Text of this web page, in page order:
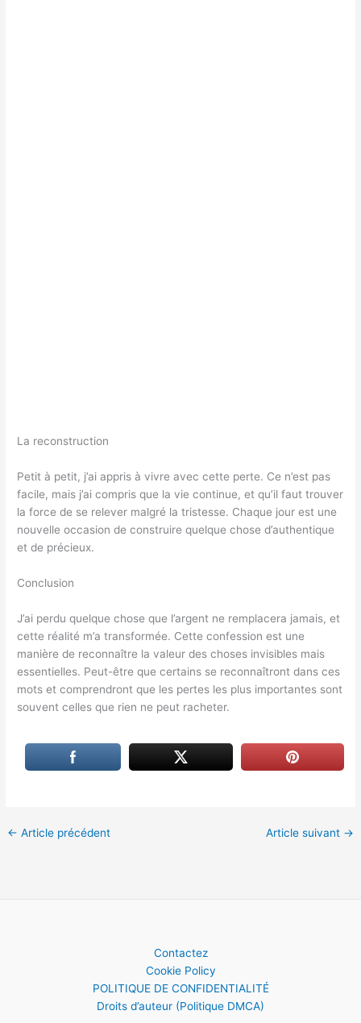
La reconstruction
Petit à petit, j’ai appris à vivre avec cette perte. Ce n’est pas
facile, mais j’ai compris que la vie continue, et qu’il faut trouver
la force de se relever malgré la tristesse. Chaque jour est une
nouvelle occasion de construire quelque chose d’authentique
et de précieux.
Conclusion
J’ai perdu quelque chose que l’argent ne remplacera jamais, et
cette réalité m’a transformée. Cette confession est une
manière de reconnaître la valeur des choses invisibles mais
essentielles. Peut-être que certains se reconnaîtront dans ces
mots et comprendront que les pertes les plus importantes sont
souvent celles que rien ne peut racheter.
← Article précédent Article suivant →
Contactez
Cookie Policy
POLITIQUE DE CONFIDENTIALITÉ
Droits d’auteur (Politique DMCA)